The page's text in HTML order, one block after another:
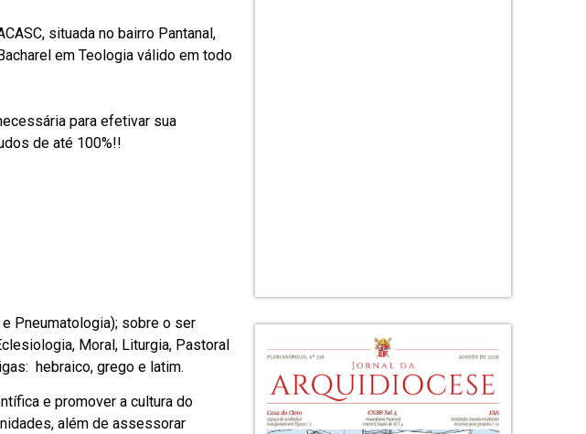
situada no bairro Pantanal,
em Teologia válido em todo
para efetivar sua
de até 100%!!
Pneumatologia); sobre o ser
Moral, Liturgia, Pastoral
hebraico, grego e latim.
e promover a cultura do
além de assessorar